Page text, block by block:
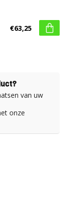
€63,25
van uw
onze